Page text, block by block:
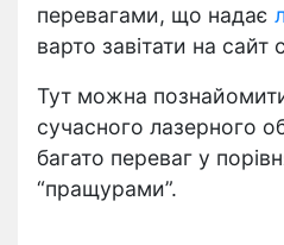
перевагами, що надає
варто завітати на сайт
Тут можна
сучасного лазерного
багато переваг у
“пращурами”.